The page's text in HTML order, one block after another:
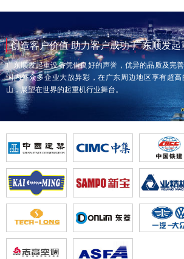
创造客户价值 助力客户成功-广东顺发
广东顺发起重设备凭借良好的声誉，优异的品质及完
国内外众多企业大放异彩，在广东周边地区享有超
山，展望在世界的起重机行业舞台。